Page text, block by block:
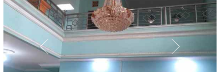
Untuk hasil simulasi
pada kotak-
Simpan